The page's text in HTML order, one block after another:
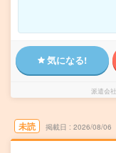
気になる!
派遣会社
未読 掲載日 2026/08/06